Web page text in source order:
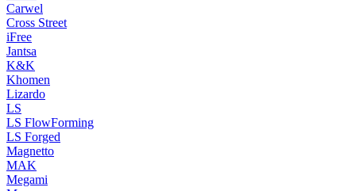
Carwel
Cross Street
iFree
Jantsa
K&K
Khomen
Lizardo
LS
LS FlowForming
LS Forged
Magnetto
MAK
Megami